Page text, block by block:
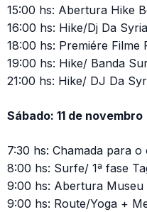
15:00 hs: Abertura Hike
16:00 hs: Hike/Dj Da Syria
18:00 hs: Premiére Filme
19:00 hs: Hike/ Banda
21:00 hs: Hike/ DJ Da
Sábado: 11 de novembro
7:30 hs: Chamada para
8:00 hs: Surfe/ 1ª fase
9:00 hs: Abertura Museu
9:00 hs: Route/Yoga +